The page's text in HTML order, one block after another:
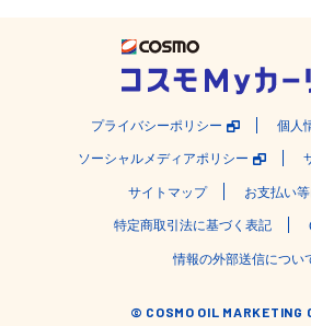
プライバシーポリシー 個人
ソーシャルメディアポリシー
サイトマップ お支払い
特定商取引法に基づく表記
情報の外部送信につい
© COSMO OIL